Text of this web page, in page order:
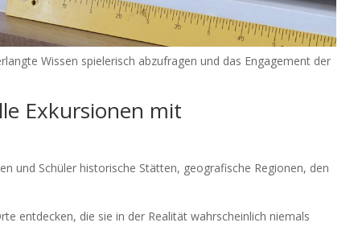
Wissen spielerisch abzufragen und das Engagement der
Exkursionen mit
und Schüler historische Stätten, geografische Regionen, den
entdecken, die sie in der Realität wahrscheinlich niemals